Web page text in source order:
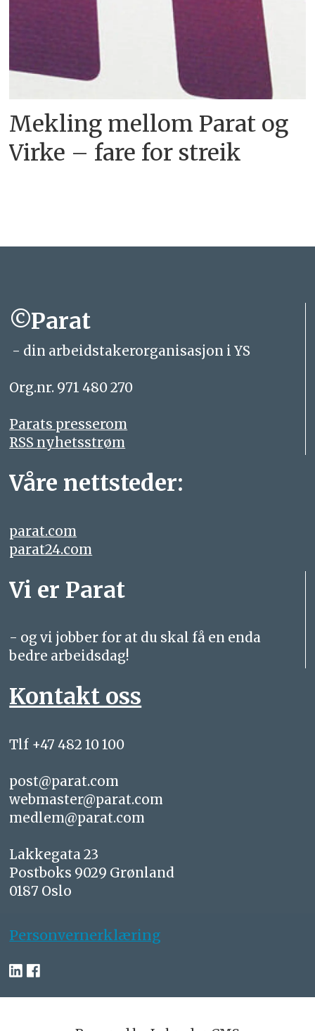
Mekling mellom Parat og
Virke – fare for streik
©Parat
- din arbeidstakerorganisasjon i YS
Org.nr. 971 480 270
Parats presserom
RSS nyhetsstrøm
Våre nettsteder:
parat.com
parat24.com
Vi er Parat
- og vi jobber for at du skal få en enda
bedre arbeidsdag!
Kontakt oss
Tlf +47 482 10 100
post@parat.com
webmaster@parat.com
medlem@parat.com
Lakkegata 23
Postboks 9029 Grønland
0187 Oslo
Personvernerklæring